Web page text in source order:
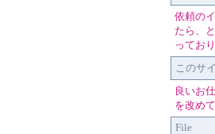
依頼の
たら、
ってお
このサ
良いお
を改め
File